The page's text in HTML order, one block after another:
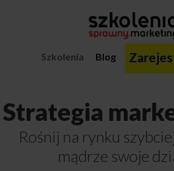
Szkolenia Blog
Strategia
Rośnij na rynku
mądrze swoje